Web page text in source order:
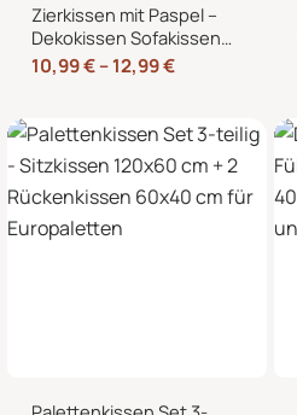
Zierkissen mit Paspel –
Dekokissen Sofakissen
mit Füllung, weicher
Bezug, formstabil,
10,99€–12,99€